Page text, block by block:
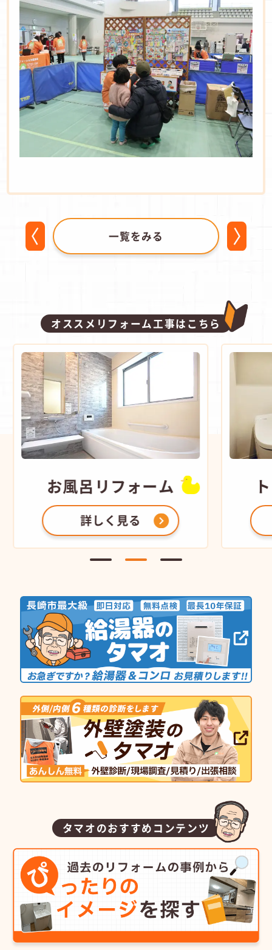
一覧をみる
オススメリフォーム工事はこちら
トイレリフォーム
詳しく見る
タマオのおすすめコンテンツ